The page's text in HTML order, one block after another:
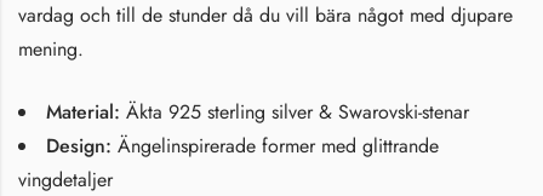
vardag och till de stunder då du vill bära något med djupare
mening.
Material: Äkta 925 sterling silver & Swarovski-stenar
Design: Ängelinspirerade former med glittrande
vingdetaljer